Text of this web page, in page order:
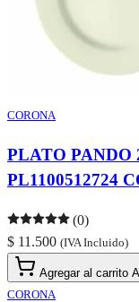
CORONA
PLATO PANDO
PL1100512724
(0)
$ 11.500 (IVA Incluido)
Agregar al carrito
CORONA